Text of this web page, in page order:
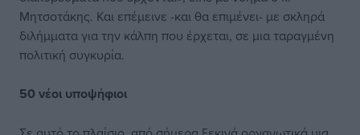
Μητσοτάκης. Και επέμεινε -και θα επιμένει- με σκληρά
διλήμματα για την κάλπη που έρχεται, σε μια ταραγμένη
πολιτική συγκυρία.
50 νέοι υποψήφιοι